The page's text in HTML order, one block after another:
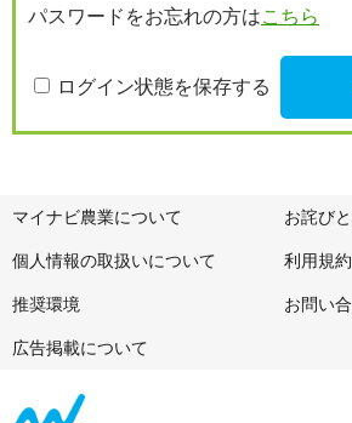
パスワードをお忘れの方はこちら
ログイン状態を保存する
マイナビ農業について お詫び
個人情報の取扱いについて 利用規約
推奨環境 お問い
広告掲載について